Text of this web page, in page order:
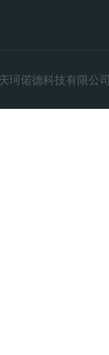
珂偌德科技有限